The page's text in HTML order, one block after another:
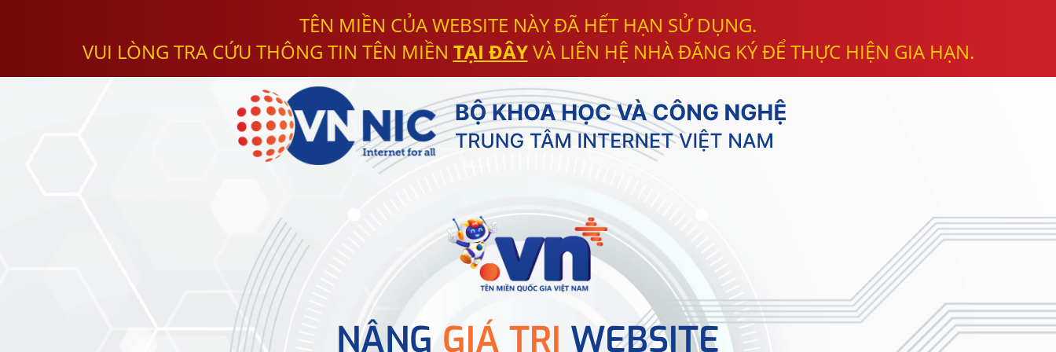
TÊN MIỀN CỦA WEBSITE NÀY ĐÃ HẾT HẠN SỬ DỤNG.
VUI LÒNG TRA CỨU THÔNG TIN TÊN MIỀN TẠI ĐÂYVÀ LIÊN HỆ NHÀ ĐĂNG KÝ ĐỂ THỰC HIỆN GIA HẠN.
NÂNG GIÁ TRỊ WEBSITE